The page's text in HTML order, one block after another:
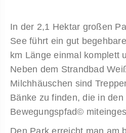
In der 2,1 Hektar großen
See führt ein gut
km Länge einmal komplett
Neben dem Strandbad
Milchhäuschen sind
Bänke zu finden, die in den
Bewegungspfad©